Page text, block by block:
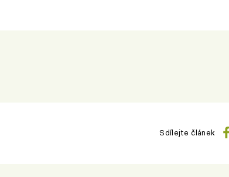
Sdílejte článek